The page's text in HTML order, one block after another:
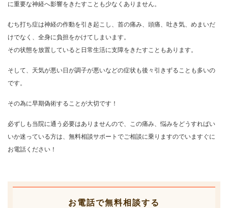
に重要な神経へ影響をきたすことも少なくありません。
むち打ち症は神経の作動を引き起こし、首の痛み、頭痛、吐き気、めまいだ
けでなく、全身に負担をかけてしまいます。
その状態を放置していると日常生活に支障をきたすこともあります。
そして、天気が悪い日が調子が悪いなどの症状も後々引きずることも多いの
です。
その為に早期偽術することが大切です！
必ずしも当院に通う必要はありませんので、この痛み、悩みをどうすればい
いか迷っている方は、無料相談サポートでご相談に乗りますのでいますぐに
お電話ください！
お電話で無料相談する